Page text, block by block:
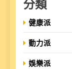
分類
健康派
動力派
娛樂派